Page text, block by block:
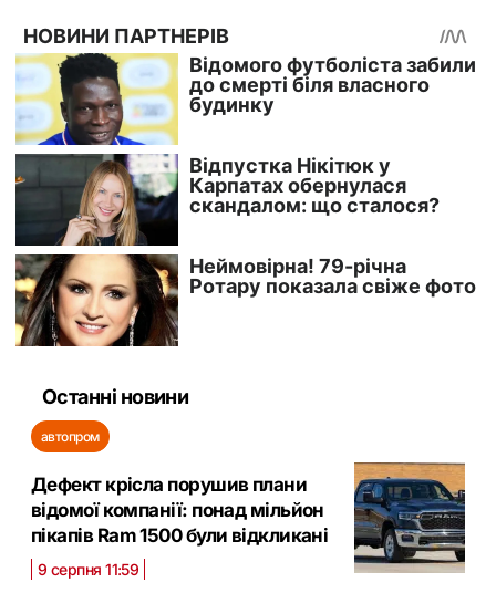
Останні новини
автопром
Дефект крісла порушив плани
відомої компанії: понад мільйон
пікапів Ram 1500 були відкликані
9 серпня 11:59